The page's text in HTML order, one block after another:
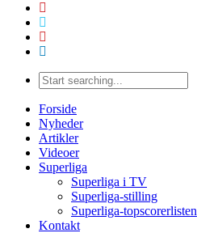
Forside
Nyheder
Artikler
Videoer
Superliga
Superliga i TV
Superliga-stilling
Superliga-topscorerlisten
Kontakt